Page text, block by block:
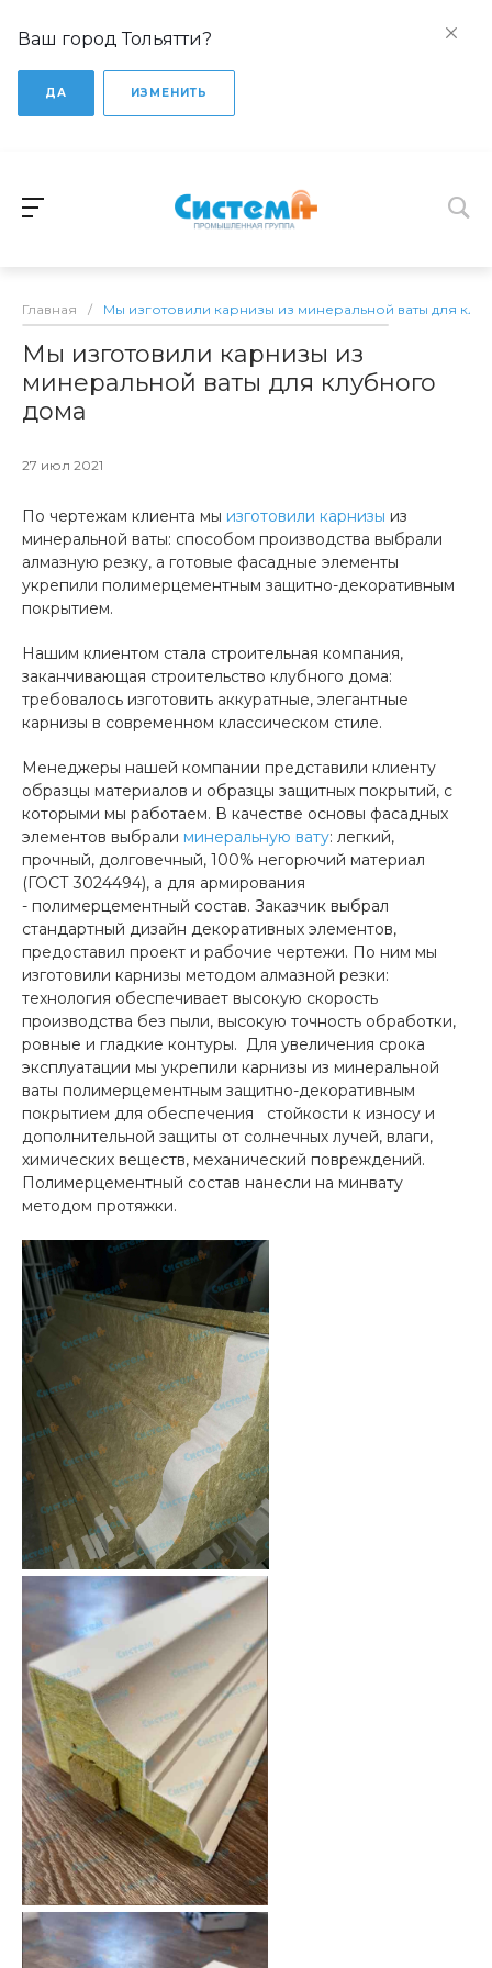
Ваш город Тольятти?
ДА ИЗМЕНИТЬ
Главная / Мы изготовили карнизы из минеральной ваты для
Мы изготовили карнизы из
минеральной ваты для клубного
дома
27 июл 2021
По чертежам клиента мы изготовили карнизы из
минеральной ваты: способом производства выбрали
алмазную резку, а готовые фасадные элементы
укрепили полимерцементным защитно-декоративным
покрытием.
Нашим клиентом стала строительная компания,
заканчивающая строительство клубного дома:
требовалось изготовить аккуратные, элегантные
карнизы в современном классическом стиле.
Менеджеры нашей компании представили клиенту
образцы материалов и образцы защитных покрытий, с
которыми мы работаем. В качестве основы фасадных
элементов выбрали минеральную вату: легкий,
прочный, долговечный, 100% негорючий материал
(ГОСТ 3024494), а для армирования
- полимерцементный состав. Заказчик выбрал
стандартный дизайн декоративных элементов,
предоставил проект и рабочие чертежи. По ним мы
изготовили карнизы методом алмазной резки:
технология обеспечивает высокую скорость
производства без пыли, высокую точность обработки,
ровные и гладкие контуры. Для увеличения срока
эксплуатации мы укрепили карнизы из минеральной
ваты полимерцементным защитно-декоративным
покрытием для обеспечения стойкости к износу и
дополнительной защиты от солнечных лучей, влаги,
химических веществ, механический повреждений.
Полимерцементный состав нанесли на минвату
методом протяжки.